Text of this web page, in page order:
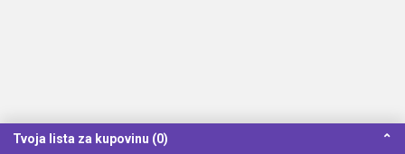
Tvoja lista za kupovinu (0) ⌃